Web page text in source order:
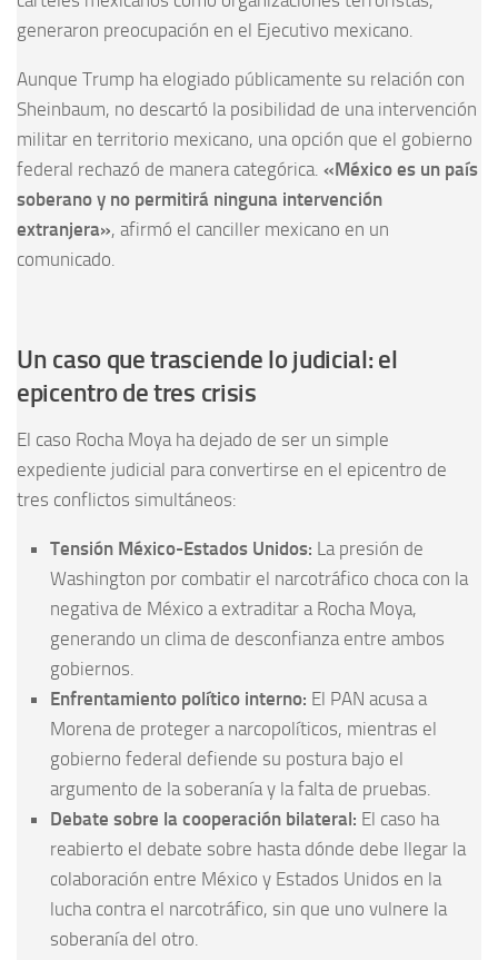
generaron preocupación en el Ejecutivo mexicano.
Aunque Trump ha elogiado públicamente su relación con
Sheinbaum, no descartó la posibilidad de una intervención
militar en territorio mexicano, una opción que el gobierno
federal rechazó de manera categórica. «México es un país
soberano y no permitirá ninguna intervención
extranjera», afirmó el canciller mexicano en un
comunicado.
Un caso que trasciende lo judicial: el
epicentro de tres crisis
El caso Rocha Moya ha dejado de ser un simple
expediente judicial para convertirse en el epicentro de
tres conflictos simultáneos:
Tensión México-Estados Unidos: La presión de
Washington por combatir el narcotráfico choca con la
negativa de México a extraditar a Rocha Moya,
generando un clima de desconfianza entre ambos
gobiernos.
Enfrentamiento político interno: El PAN acusa a
Morena de proteger a narcopolíticos, mientras el
gobierno federal defiende su postura bajo el
argumento de la soberanía y la falta de pruebas.
Debate sobre la cooperación bilateral: El caso ha
reabierto el debate sobre hasta dónde debe llegar la
colaboración entre México y Estados Unidos en la
lucha contra el narcotráfico, sin que uno vulnere la
soberanía del otro.